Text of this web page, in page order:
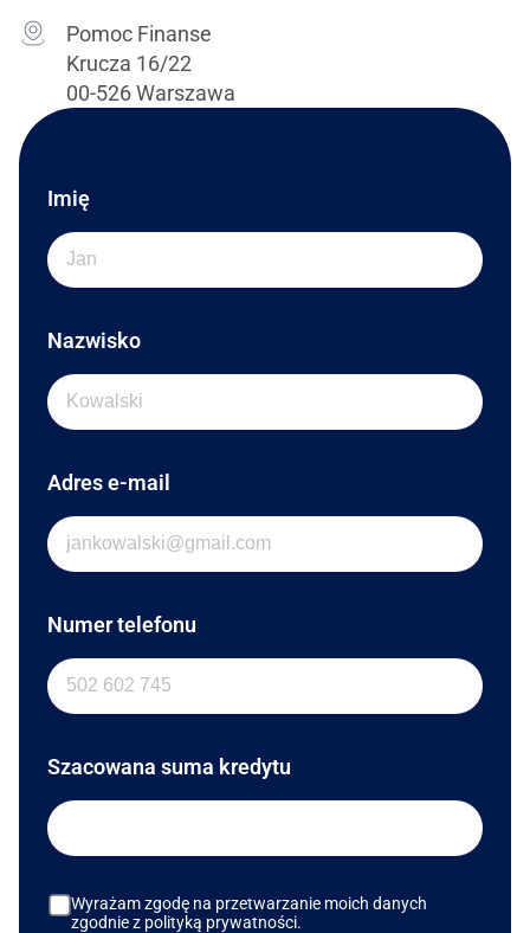
Pomoc Finanse
Krucza 16/22
00-526 Warszawa
Imię
Nazwisko
Adres e-mail
Numer telefonu
Szacowana suma kredytu
Wyrażam zgodę na przetwarzanie moich danych
zgodnie z polityką prywatności.